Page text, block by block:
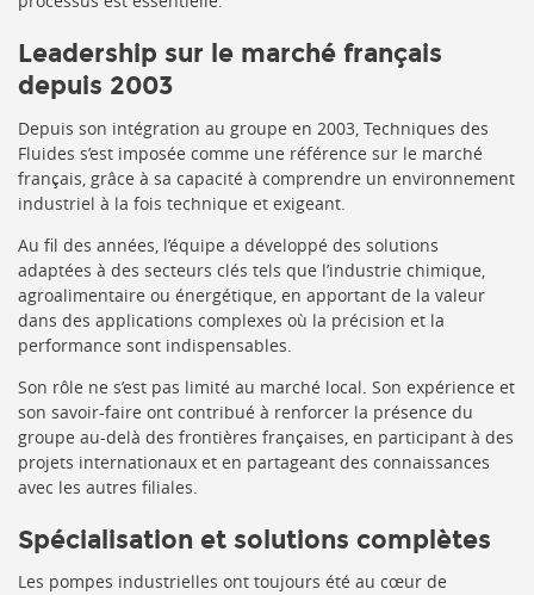
Leadership sur le marché français
depuis 2003
Depuis son intégration au groupe en 2003, Techniques des
Fluides s’est imposée comme une référence sur le marché
français, grâce à sa capacité à comprendre un environnement
industriel à la fois technique et exigeant.
Au fil des années, l’équipe a développé des solutions
adaptées à des secteurs clés tels que l’industrie chimique,
agroalimentaire ou énergétique, en apportant de la valeur
dans des applications complexes où la précision et la
performance sont indispensables.
Son rôle ne s’est pas limité au marché local. Son expérience et
son savoir-faire ont contribué à renforcer la présence du
groupe au-delà des frontières françaises, en participant à des
projets internationaux et en partageant des connaissances
avec les autres filiales.
Spécialisation et solutions complètes
Les pompes industrielles ont toujours été au cœur de